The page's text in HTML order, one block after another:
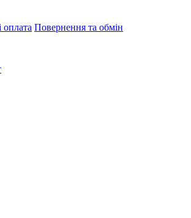
оплата Повернення та обмін